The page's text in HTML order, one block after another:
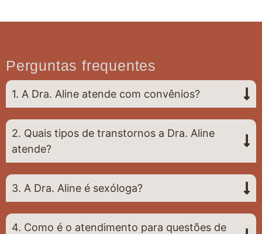
Perguntas frequentes
1. A Dra. Aline atende com convênios?
2. Quais tipos de transtornos a Dra. Aline
atende?
3. A Dra. Aline é sexóloga?
4. Como é o atendimento para questões de